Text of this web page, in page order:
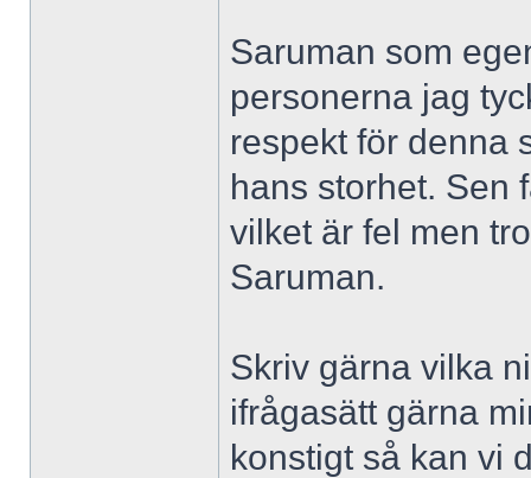
Saruman som
personerna jag
respekt för denna
hans storhet. Sen
vilket är fel men
Saruman.
Skriv gärna vilka
ifrågasätt gärna
konstigt så kan vi